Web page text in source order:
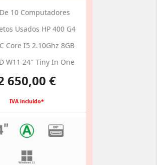
10 Computadores
Usados HP 400 G4
Core I5 2.10Ghz 8GB
W11 24" Tiny In One
650,00 €
IVA incluido*